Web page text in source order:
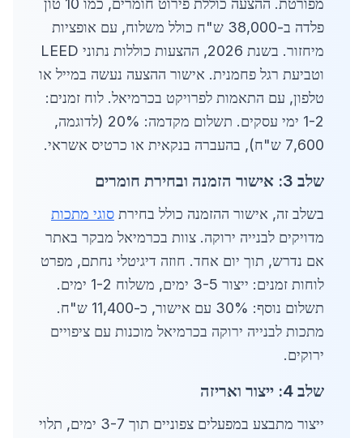
מפורטת. ההצעה כוללת פירוט חומרים, כמו 10 טון
פלדה ב-38,000 ש"ח כולל משלוח, עם אופציות
מיחזור. בשנת 2026, ההצעות כוללות נתוני LEED
וטביעת רגל פחמנית. אישור ההצעה נעשה במייל או
טלפון, עם התאמות לפרויקט בכרמיאל. לוח זמנים:
1-2 ימי עסקים. תשלום מקדמה: 20% (לדוגמה,
7,600 ש"ח), בהעברה בנקאית או כרטיס אשראי.
שלב 3: אישור הזמנה ובחירת חומרים
בשלב זה, אישור ההזמנה כולל בחירת סוגי מתכות
מדויקים לבנייה ירוקה. צוות בכרמיאל מבקר באתר
אם נדרש, תוך יום אחד. חוזה דיגיטלי נחתם, מפרט
לוחות זמנים: ייצור 3-5 ימים, משלוח 1-2 ימים.
תשלום נוסף: 30% עם אישור, כ-11,400 ש"ח.
מתכות לבנייה ירוקה בכרמיאל מוכנות עם ציפויים
ירוקים.
שלב 4: ייצור ואריזה
ייצור מתבצע במפעלים צפוניים תוך 3-7 ימים, תלוי